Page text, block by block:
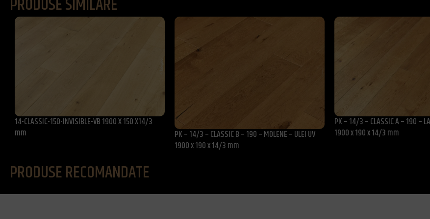
14-CLASSIC-150-INVISIBLE-VB 1900 X 150 X14/3
mm
PK – 14/3 – CLASSIC B – 190 – MOLENE – ULEI UV
1900 x 190 x 14/3 mm
PK – 14/3 – CLASSIC A – 190 –
1900 x 190 x 14/3 mm
PRODUSE RECOMANDATE